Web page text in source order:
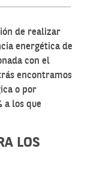
de realizar
energética de
con el
encontramos
o por
a los que
LOS